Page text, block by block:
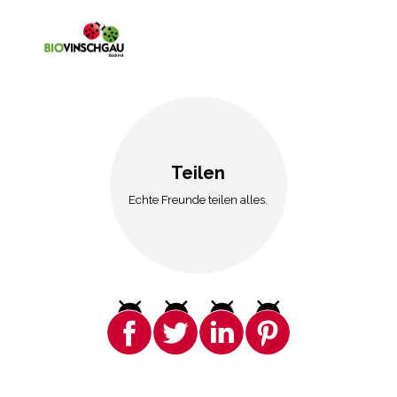
Teilen
Echte Freunde teilen alles.